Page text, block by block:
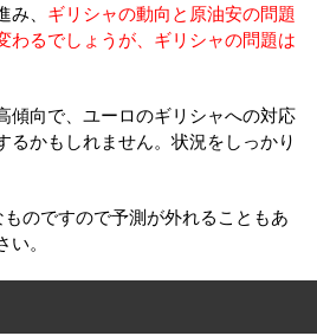
、 ギリシャの動向と原油安の問題
わるでしょうが、ギリシャの問題は
傾向で、ユーロのギリシャへの対応
るかもしれません。状況をしっかり
のですので予測が外れることもあ
。